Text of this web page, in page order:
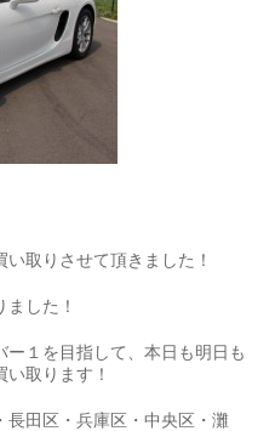
取りさせて頂きました！
した！
１を目指して、本日も明日も
取ります！
長田区・兵庫区・中央区・灘